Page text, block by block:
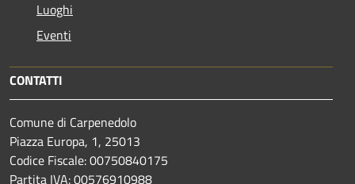
Luoghi
Eventi
CONTATTI
Comune di Carpenedolo
Piazza Europa, 1, 25013
Codice Fiscale: 00750840175
Partita IVA: 00576910988